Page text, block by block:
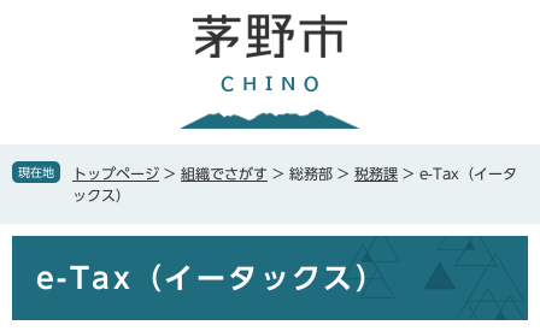
で
ば
本
現在地 トップページ > 組織でさがす > 総務部 > 税務課 > e-Tax（イータ
ックス）
e-Tax（イータックス）